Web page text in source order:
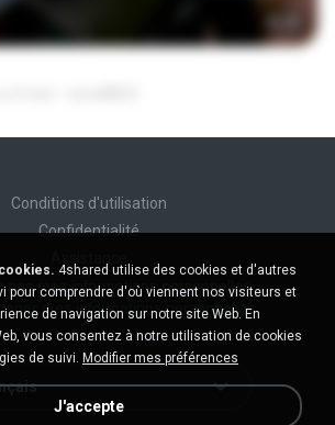
Conditions d'utilisation
Confidentialité
pas mes informations personnelles
mes informations personnelles
4shared utilise des cookies et d'autres
pour comprendre d'où viennent nos visiteurs et
de navigation sur notre site Web. En
vous consentez à notre utilisation de cookies
de suivi. Modifier mes préférences
J'accepte